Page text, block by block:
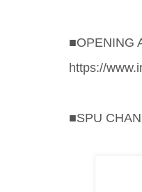
■OPENING
https://
■SPU